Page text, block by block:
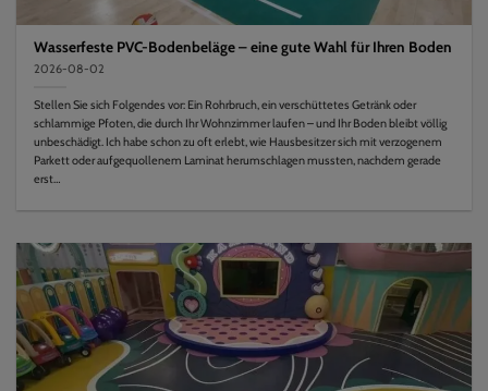
Wasserfeste PVC-Bodenbeläge – eine gute Wahl für Ihren Boden
2026-08-02
Stellen Sie sich Folgendes vor: Ein Rohrbruch, ein verschüttetes Getränk oder
schlammige Pfoten, die durch Ihr Wohnzimmer laufen – und Ihr Boden bleibt völlig
unbeschädigt. Ich habe schon zu oft erlebt, wie Hausbesitzer sich mit verzogenem
Parkett oder aufgequollenem Laminat herumschlagen mussten, nachdem gerade
erst…